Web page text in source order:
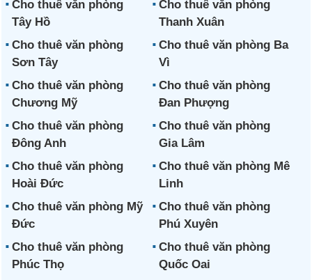
Cho thuê văn phòng
Tây Hồ
Cho thuê văn phòng
Thanh Xuân
Cho thuê văn phòng
Sơn Tây
Cho thuê văn phòng Ba
Vì
Cho thuê văn phòng
Chương Mỹ
Cho thuê văn phòng
Đan Phượng
Cho thuê văn phòng
Đông Anh
Cho thuê văn phòng
Gia Lâm
Cho thuê văn phòng
Hoài Đức
Cho thuê văn phòng Mê
Linh
Cho thuê văn phòng Mỹ
Đức
Cho thuê văn phòng
Phú Xuyên
Cho thuê văn phòng
Phúc Thọ
Cho thuê văn phòng
Quốc Oai